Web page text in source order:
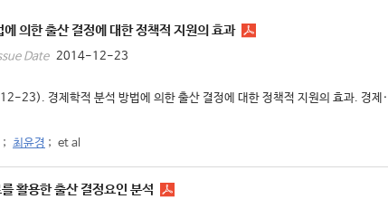
의한 출산 결정에 대한 정책적 지원의 효과
Date 2014-12-23
23). 경제학적 분석 방법에 의한 출산 결정에 대한 정책적 지원의 효과. 경
; 최윤경 ; et al
활용한 출산 결정요인 분석